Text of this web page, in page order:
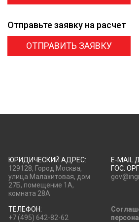
Отправьте заявку на расчет
ОТПРАВИТЬ ЗАЯВКУ
ЮРИДИЧЕСКИЙ АДРЕС:
129128, Город Москва,
улица Малахитовая, дом
27Б, помещение 1А,
комната 28А
E-MAIL
ГОС.
ТЕЛЕФОН:
+7 (495) 642-82-62